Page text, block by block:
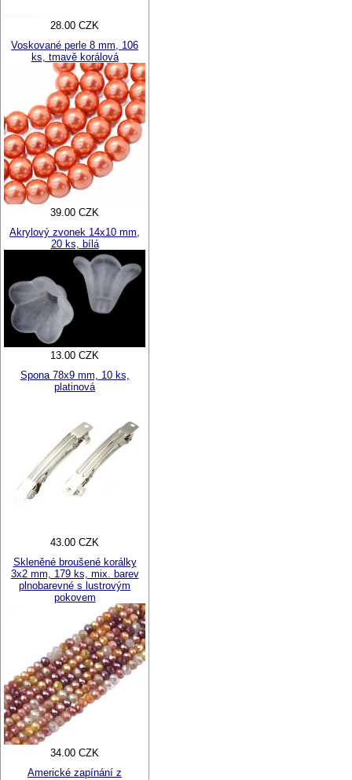
28.00 CZK
Voskované perle 8 mm, 106
ks, tmavě korálová
39.00 CZK
Akrylový zvonek 14x10 mm,
20 ks, bílá
13.00 CZK
Spona 78x9 mm, 10 ks,
platinová
43.00 CZK
Skleněné broušené korálky
3x2 mm, 179 ks, mix. barev
plnobarevné s lustrovým
pokovem
34.00 CZK
Americké zapínání z